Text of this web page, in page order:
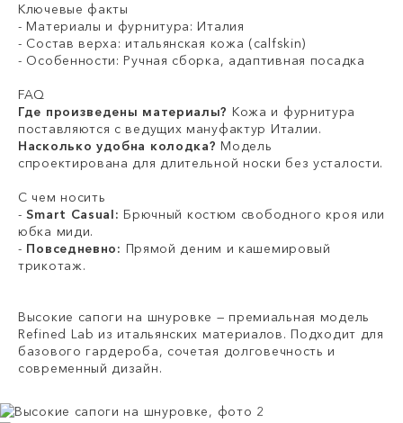
Ключевые факты
- Материалы и фурнитура: Италия
- Состав верха: итальянская кожа (calfskin)
- Особенности: Ручная сборка, адаптивная посадка
FAQ
Где произведены материалы? Кожа и фурнитура
поставляются с ведущих мануфактур Италии.
Насколько удобна колодка? Модель
спроектирована для длительной носки без усталости.
С чем носить
-Smart Casual: Брючный костюм свободного кроя или
юбка миди.
- Повседневно: Прямой деним и кашемировый
трикотаж.
Высокие сапоги на шнуровке — премиальная модель
Refined Lab из итальянских материалов. Подходит для
базового гардероба, сочетая долговечность и
современный дизайн.